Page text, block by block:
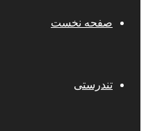
صفحه نخست
تندرستی